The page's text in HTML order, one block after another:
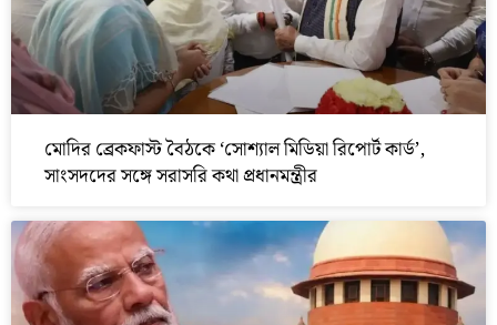
মোদির ব্রেকফাস্ট বৈঠকে ‘সোশ্যাল মিডিয়া রিপোর্ট কার্ড’,
সাংসদদের সঙ্গে সরাসরি কথা প্রধানমন্ত্রীর